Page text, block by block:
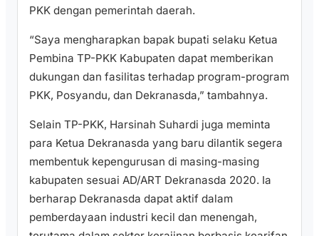
PKK dengan pemerintah daerah.
“Saya mengharapkan bapak bupati selaku Ketua
Pembina TP-PKK Kabupaten dapat memberikan
dukungan dan fasilitas terhadap program-program
PKK, Posyandu, dan Dekranasda,” tambahnya.
Selain TP-PKK, Harsinah Suhardi juga meminta
para Ketua Dekranasda yang baru dilantik segera
membentuk kepengurusan di masing-masing
kabupaten sesuai AD/ART Dekranasda 2020. Ia
berharap Dekranasda dapat aktif dalam
pemberdayaan industri kecil dan menengah,